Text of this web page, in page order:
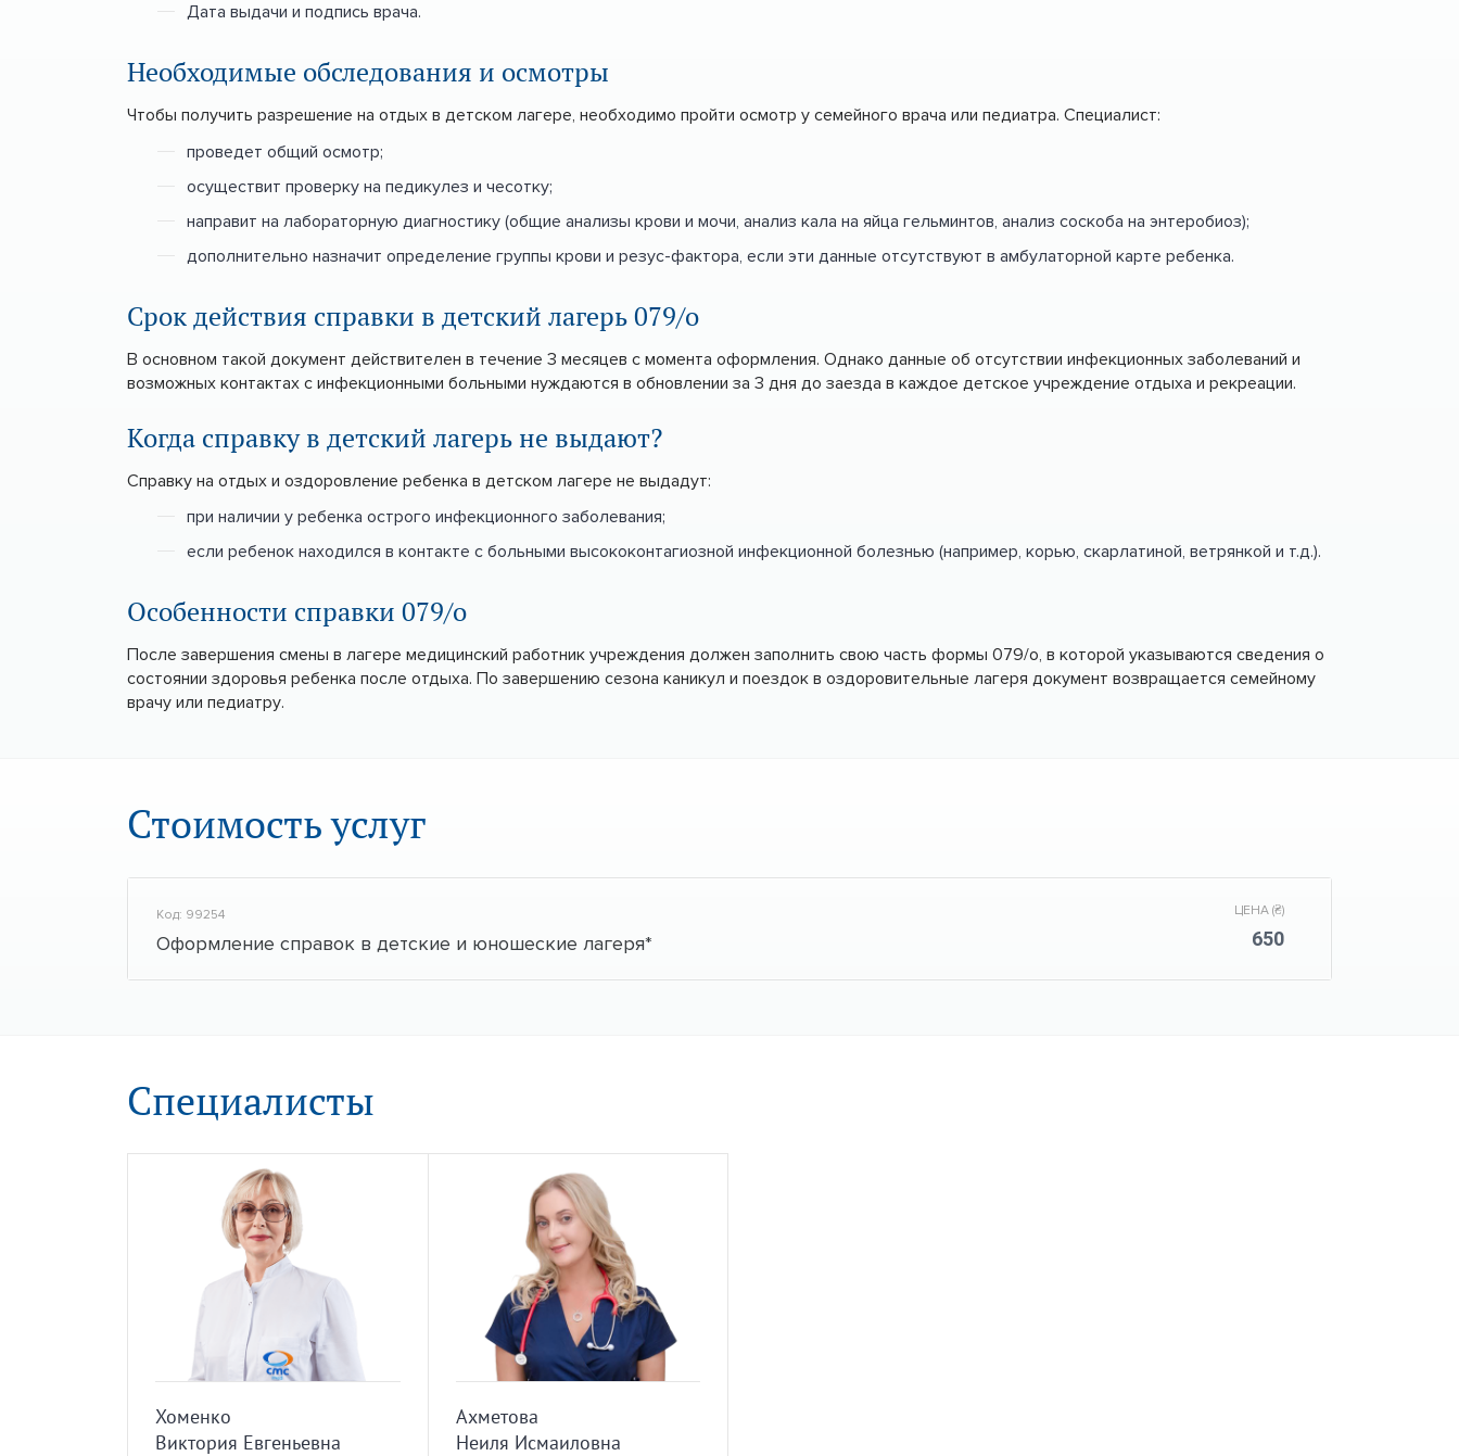
Дата выдачи и подпись врача.
Необходимые обследования и осмотры
Чтобы получить разрешение на отдых в детском лагере, необходимо пройти осмотр у семейного врача или педиатра. Специалист:
проведет общий осмотр;
осуществит проверку на педикулез и чесотку;
направит на лабораторную диагностику (общие анализы крови и мочи, анализ кала на яйца гельминтов, анализ соскоба на энтеробиоз);
дополнительно назначит определение группы крови и резус-фактора, если эти данные отсутствуют в амбулаторной карте ребенка.
Срок действия справки в детский лагерь 079/о
В основном такой документ действителен в течение 3 месяцев с момента оформления. Однако данные об отсутствии инфекционных заболеваний и
возможных контактах с инфекционными больными нуждаются в обновлении за 3 дня до заезда в каждое детское учреждение отдыха и рекреации.
Когда справку в детский лагерь не выдают?
Справку на отдых и оздоровление ребенка в детском лагере не выдадут:
при наличии у ребенка острого инфекционного заболевания;
если ребенок находился в контакте с больными высококонтагиозной инфекционной болезнью (например, корью, скарлатиной, ветрянкой и т.д.).
Особенности справки 079/о
После завершения смены в лагере медицинский работник учреждения должен заполнить свою часть формы 079/о, в которой указываются сведения о
состоянии здоровья ребенка после отдыха. По завершению сезона каникул и поездок в оздоровительные лагеря документ возвращается семейному
врачу или педиатру.
Стоимость услуг
Код: 99254
Оформление справок в детские и юношеские лагеря*
ЦЕНА (₴)
650
Специалисты
Хоменко
Виктория Евгеньевна
Ахметова
Неиля Исмаиловна